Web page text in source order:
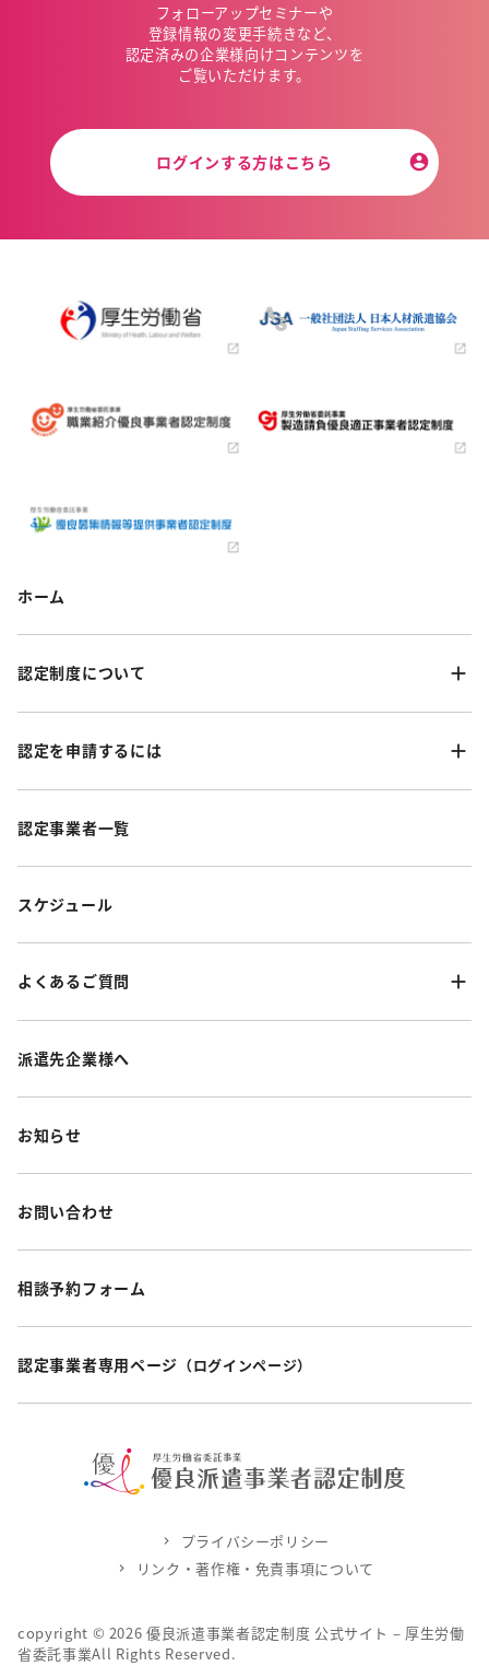
フォローアップセミナーや
登録情報の変更手続きなど、
認定済みの企業様向けコンテンツを
ご覧いただけます。
ログインする方はこちら
ホーム
認定制度について
認定を申請するには
認定事業者一覧
スケジュール
よくあるご質問
派遣先企業様へ
お知らせ
お問い合わせ
相談予約フォーム
認定事業者専用ページ （ログインページ）
copyright © 2026 優良派遣事業者認定制度 公式サイト – 厚生労働
省委託事業All Rights Reserved.
プライバシーポリシー
リンク・著作権・免責事項について